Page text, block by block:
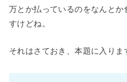
万とか払っているのをなんと
すけどね。
それはさておき、本題に入りま